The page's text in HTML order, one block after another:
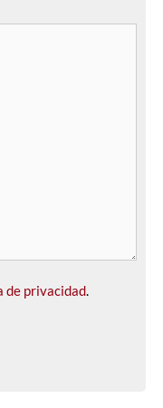
de privacidad.